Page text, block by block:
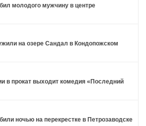
молодого мужчину в центре
на озере Сандал в Кондопожском
в прокат выходит комедия «Последний
ночью на перекрестке в Петрозаводске